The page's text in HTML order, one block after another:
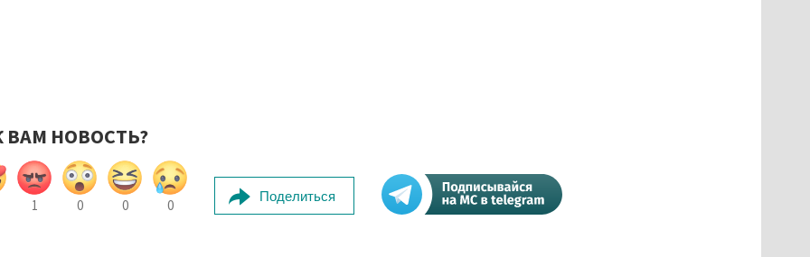
ВАМ НОВОСТЬ?
1 0 0 0
Поделиться